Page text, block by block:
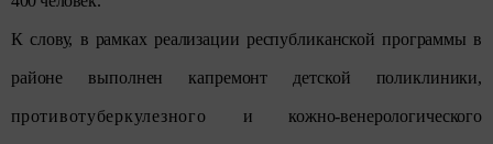
К слову, в рамках реализации республиканской программы в
районе выполнен капремонт детской поликлиники,
противотуберкулезного и кожно-венерологического